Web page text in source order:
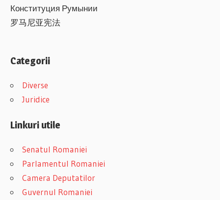
Конституция Румынии
罗马尼亚宪法
Categorii
Diverse
Juridice
Linkuri utile
Senatul Romaniei
Parlamentul Romaniei
Camera Deputatilor
Guvernul Romaniei